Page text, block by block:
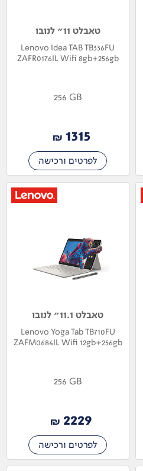
טאבלט 11" לנובו
Lenovo Idea TAB TB336FU
ZAFR0176IL Wifi 8gb+256gb
256 GB
1315
₪
לפרטים ורכישה
טאבלט 11.1" לנובו
Lenovo Yoga Tab TB710FU
ZAFM0684IL Wifi 12gb+256gb
256 GB
2229
₪
לפרטים ורכישה